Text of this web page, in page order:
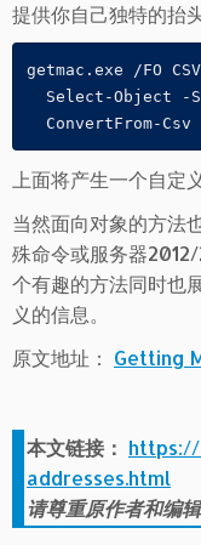
提供你自己独特的抬
getmac.exe /FO
Select-Object -
ConvertFrom-Csv
上面将产生一个自定
当然面向对象的方法
殊命令或服务器
个有趣的方法同时也
义的信息。
原文地址： Getting
本文链接：
addresses.html
请尊重原作者和编